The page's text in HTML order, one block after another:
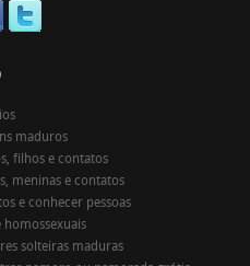
maduros
filhos e contatos
meninas e contatos
e conhecer pessoas
homossexuais
solteiras maduras